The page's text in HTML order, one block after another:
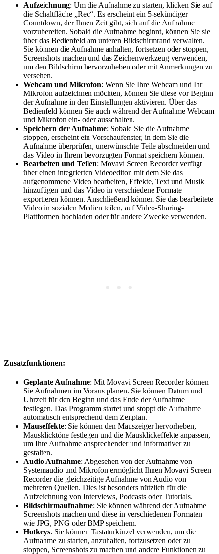
Aufzeichnung: Um die Aufnahme zu starten, klicken Sie auf
die Schaltfläche „Rec“. Es erscheint ein 5-sekündiger
Countdown, der Ihnen Zeit gibt, sich auf die Aufnahme
vorzubereiten. Sobald die Aufnahme beginnt, können Sie sie
über das Bedienfeld am unteren Bildschirmrand verwalten.
Sie können die Aufnahme anhalten, fortsetzen oder stoppen,
Screenshots machen und das Zeichenwerkzeug verwenden,
um den Bildschirm hervorzuheben oder mit Anmerkungen zu
versehen.
Webcam und Mikrofon: Wenn Sie Ihre Webcam und Ihr
Mikrofon aufzeichnen möchten, können Sie diese vor Beginn
der Aufnahme in den Einstellungen aktivieren. Über das
Bedienfeld können Sie auch während der Aufnahme Webcam
und Mikrofon ein- oder ausschalten.
Speichern der Aufnahme: Sobald Sie die Aufnahme
stoppen, erscheint ein Vorschaufenster, in dem Sie die
Aufnahme überprüfen, unerwünschte Teile abschneiden und
das Video in Ihrem bevorzugten Format speichern können.
Bearbeiten und Teilen: Movavi Screen Recorder verfügt
über einen integrierten Videoeditor, mit dem Sie das
aufgenommene Video bearbeiten, Effekte, Text und Musik
hinzufügen und das Video in verschiedene Formate
exportieren können. Anschließend können Sie das bearbeitete
Video in sozialen Medien teilen, auf Video-Sharing-
Plattformen hochladen oder für andere Zwecke verwenden.
Zusatzfunktionen:
Geplante Aufnahme: Mit Movavi Screen Recorder können
Sie Aufnahmen im Voraus planen. Sie können Datum und
Uhrzeit für den Beginn und das Ende der Aufnahme
festlegen. Das Programm startet und stoppt die Aufnahme
automatisch entsprechend dem Zeitplan.
Mauseffekte: Sie können den Mauszeiger hervorheben,
Mausklicktöne festlegen und die Mausklickeffekte anpassen,
um Ihre Aufnahme ansprechender und informativer zu
gestalten.
Audio Aufnahme: Abgesehen von der Aufnahme von
Systemaudio und Mikrofon ermöglicht Ihnen Movavi Screen
Recorder die gleichzeitige Aufnahme von Audio von
mehreren Quellen. Dies ist besonders nützlich für die
Aufzeichnung von Interviews, Podcasts oder Tutorials.
Bildschirmaufnahme: Sie können während der Aufnahme
Screenshots machen und diese in verschiedenen Formaten
wie JPG, PNG oder BMP speichern.
Hotkeys: Sie können Tastaturkürzel verwenden, um die
Aufnahme zu starten, anzuhalten, fortzusetzen oder zu
stoppen, Screenshots zu machen und andere Funktionen zu